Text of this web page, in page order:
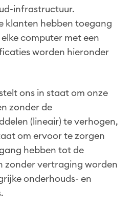
infrastructuur.
klanten hebben toegang
computer met een
worden hieronder
ons in staat om onze
zonder de
(lineair) te verhogen,
om ervoor te zorgen
hebben tot de
zonder vertraging worden
onderhouds- en